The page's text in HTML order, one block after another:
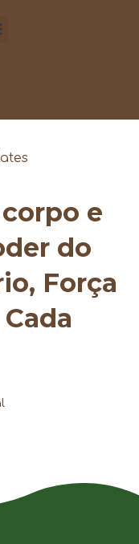
e
do
Força